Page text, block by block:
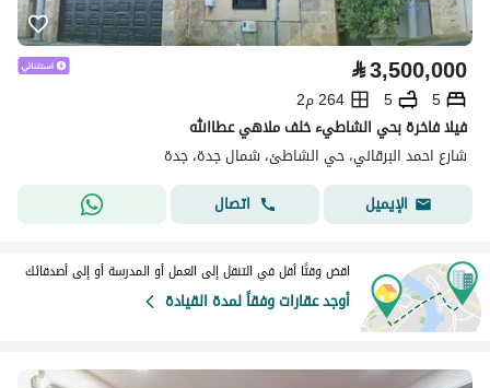
⃁3,500,000
5
5
264 م2
فيلا فاخرة بحي الشاطيء خلف ملاهي عطاالله
شارع احمد البرقاني، حي الشاطئ، شمال جدة، جدة
الإيميل
اتصال
اقض وقتًا أقل في التنقل إلى العمل أو المدرسة أو إلى أصدقائك
أوجد عقارات وفقاً لمدة القيادة